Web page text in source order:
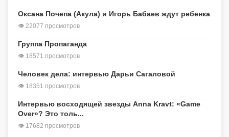
Оксана Почепа (Акула) и Игорь Бабаев ждут ребенка
👁 22077 просмотров
Группа Пропаганда
👁 18571 просмотров
Человек дела: интервью Дарьи Сагаловой
👁 18351 просмотров
Интервью восходящей звезды Anna Kravt: «Game
Over»? Это толь...
👁 17682 просмотров